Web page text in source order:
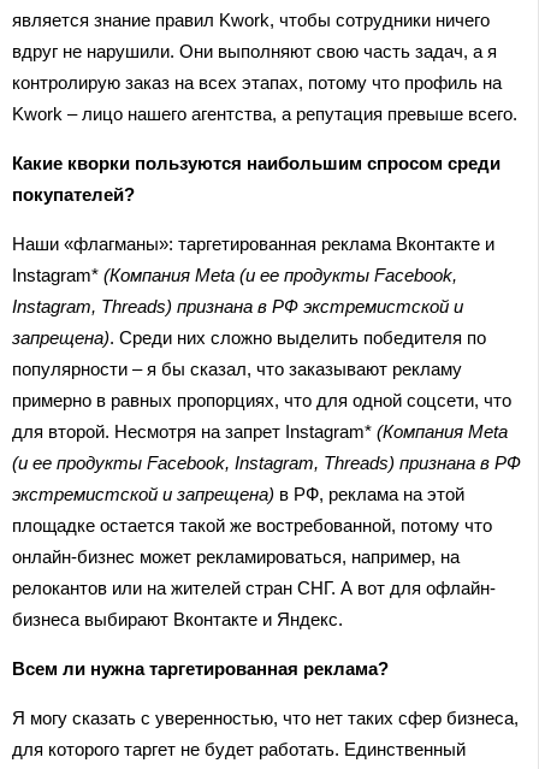
является знание правил Kwork, чтобы сотрудники ничего
вдруг не нарушили. Они выполняют свою часть задач, а я
контролирую заказ на всех этапах, потому что профиль на
Kwork – лицо нашего агентства, а репутация превыше всего.
Какие кворки пользуются наибольшим спросом среди
покупателей?
Наши «флагманы»: таргетированная реклама Вконтакте и
Instagram* (Компания Meta (и ее продукты Facebook,
Instagram, Threads) признана в РФ экстремистской и
запрещена). Среди них сложно выделить победителя по
популярности – я бы сказал, что заказывают рекламу
примерно в равных пропорциях, что для одной соцсети, что
для второй. Несмотря на запрет Instagram* (Компания Meta
(и ее продукты Facebook, Instagram, Threads) признана в РФ
экстремистской и запрещена) в РФ, реклама на этой
площадке остается такой же востребованной, потому что
онлайн-бизнес может рекламироваться, например, на
релокантов или на жителей стран СНГ. А вот для офлайн-
бизнеса выбирают Вконтакте и Яндекс.
Всем ли нужна таргетированная реклама?
Я могу сказать с уверенностью, что нет таких сфер бизнеса,
для которого таргет не будет работать. Единственный